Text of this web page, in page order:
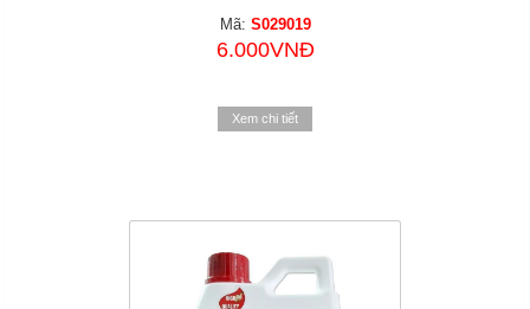
Mã: S029019
6.000VNĐ
Xem chi tiết